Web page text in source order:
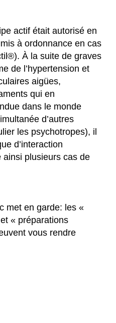
actif était autorisé en
à ordonnance en cas
À la suite de graves
de l’hypertension et
aigües,
qui en
dans le monde
d’autres
les psychotropes), il
d’interaction
plusieurs cas de
met en garde: les «
« préparations
vous rendre